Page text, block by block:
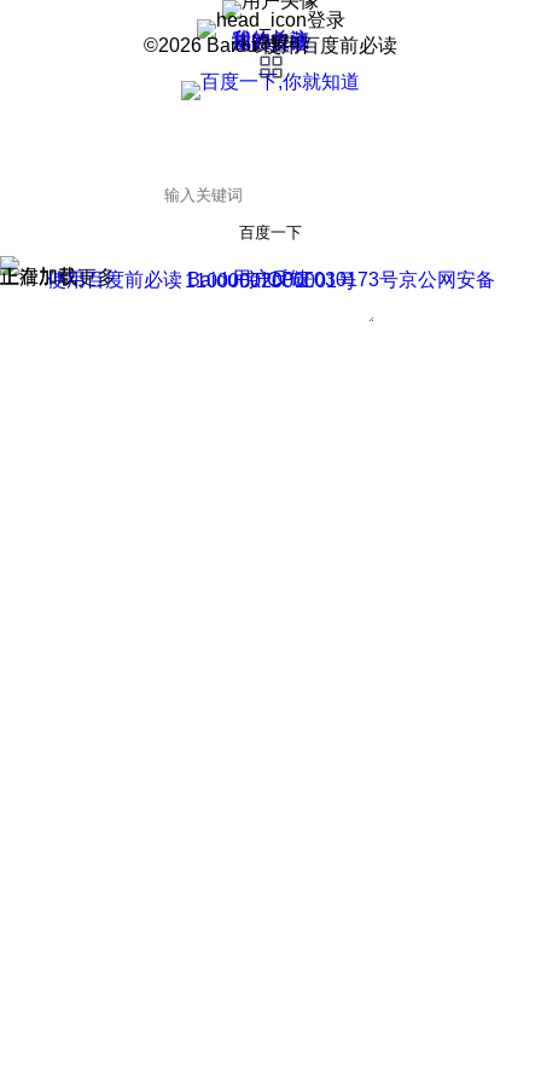
登录
我的关注
我的收藏
皮肤中心
用户反馈
设置
©2026 Baidu 使用百度前必读
百度一下
正在加载
上滑加载更多 用户反馈
使用百度前必读 Baidu 京ICP证030173号
京公网安备11000002000001号